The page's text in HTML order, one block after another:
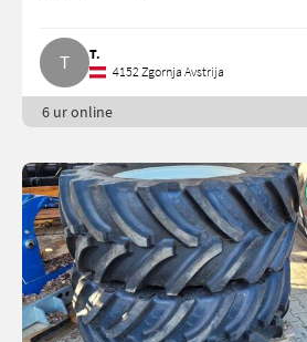
T.
4152 Zgornja Avstrija
6 ur online